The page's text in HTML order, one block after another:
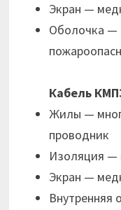
Экран —
Оболочка —
Кабель
Жилы —
проводник
Изоляция —
Экран —